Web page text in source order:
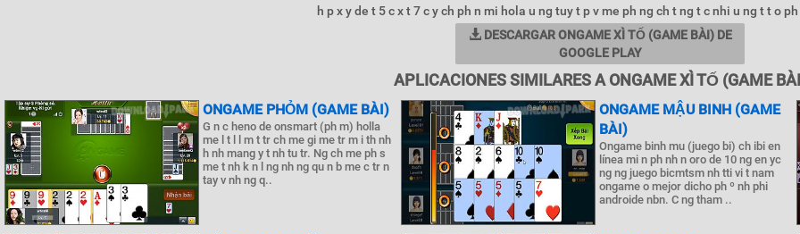
h p x y de t 5 c x t 7 c y ch ph n mi hola u ng tuy t p v me ph ng ch t ng t c nhi u ng t t o
DESCARGAR ONGAME XÌ TỐ (GAME BÀI) DE
GOOGLE PLAY
APLICACIONES SIMILARES A ONGAME XÌ TỐ (GAME
ONGAME PHỎM (GAME BÀI)
G n c heno de onsmart (ph m) holla
me l t l l m t tr ch me gi me tr m i th nh
h nh mang y t nh tu tr. Ng ch me ph s
me t nh k n l ng nh ng qu n b me c tr n
tay v nh ng q..
ONGAME MẬU BINH (GAME
BÀI)
Ongame binh mu (juego bi) ch ibi en
línea mi n ph nh n oro de 10 ng en yc
ng ng juego bicmtsm nh tti vi t nam
ongame o mejor dicho ph º nh phi
androide nbn. C ng tham ..